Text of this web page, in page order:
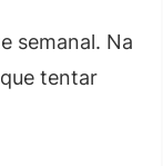
semanal. Na
tentar